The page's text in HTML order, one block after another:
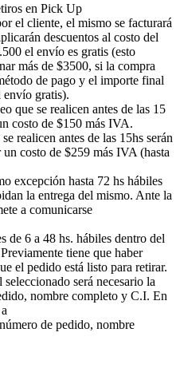
en Pick Up
el cliente, el mismo se facturará
descuentos al costo del
el envío es gratis (esto
más de $3500, si la compra
de pago y el importe final
envío gratis).
que se realicen antes de las 15
costo de $150 más IVA.
realicen antes de las 15hs serán
costo de $259 más IVA (hasta
excepción hasta 72 hs hábiles
la entrega del mismo. Ante la
a comunicarse
de 6 a 48 hs. hábiles dentro del
tiene que haber
el pedido está listo para retirar.
será necesario la
nombre completo y C.I. En
de pedido, nombre